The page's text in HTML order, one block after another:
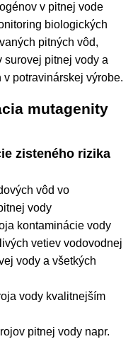
v pitnej vode
biologických
pitných vôd,
surovej pitnej vody a
potravinárskej výrobe.
mutagenity
zisteného rizika
vôd vo
vody
kontaminácie vody
vetiev vodovodnej
vody a všetkých
vody kvalitnejším
pitnej vody napr.